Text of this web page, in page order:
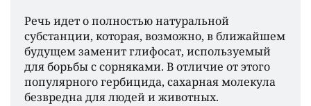
Речь идет о полностью натуральной
субстанции, которая, возможно, в ближайшем
будущем заменит глифосат, используемый
для борьбы с сорняками. В отличие от этого
популярного гербицида, сахарная молекула
безвредна для людей и животных.